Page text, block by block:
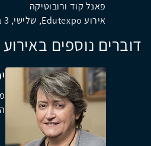
פאנל קוד ורובוטיקה
אירוע Edutexpo, שלישי, 3 בדצמבר 2019, 13:10
דוברים נוספים באירוע Edutexpo